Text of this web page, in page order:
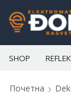
SHOP
Почетна